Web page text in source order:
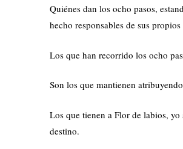
Quiénes dan los ocho pasos,
hecho responsables de sus
Los que han recorrido los ocho
Son los que mantienen
Los que tienen a Flor de labios,
destino.